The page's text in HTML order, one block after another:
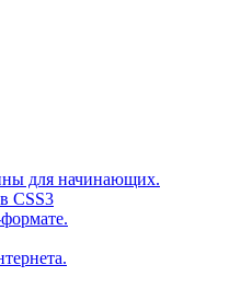
для начинающих.
CSS3